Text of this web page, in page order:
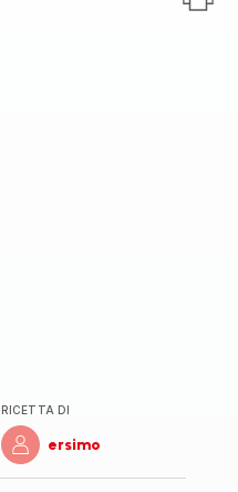
RICETTA DI
ersimo